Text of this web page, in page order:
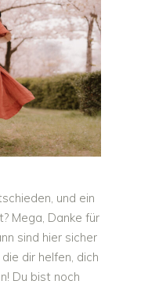
und ein
Mega, Danke für
sind hier sicher
dir helfen, dich
Du bist noch